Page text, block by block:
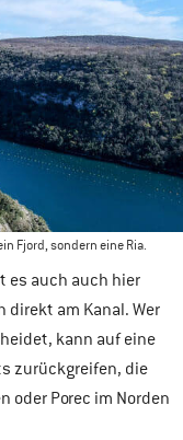
Fjord, sondern eine Ria.
es auch auch hier
am Kanal. Wer
kann auf eine
zurückgreifen, die
oder Porec im Norden